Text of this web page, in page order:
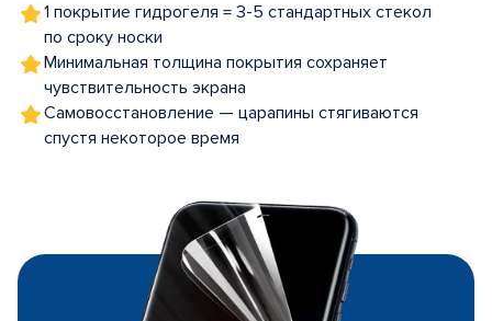
1 покрытие гидрогеля = 3-5 стандартных стекол
по сроку носки
Минимальная толщина покрытия сохраняет
чувствительность экрана
Самовосстановление — царапины стягиваются
спустя некоторое время